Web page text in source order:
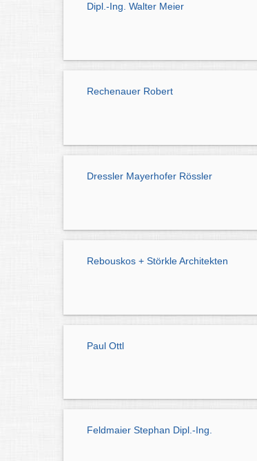
Dipl.-Ing. Walter Meier
Rechenauer Robert
Dressler Mayerhofer Rössler
Rebouskos + Störkle Architekten
Paul Ottl
Feldmaier Stephan Dipl.-Ing.